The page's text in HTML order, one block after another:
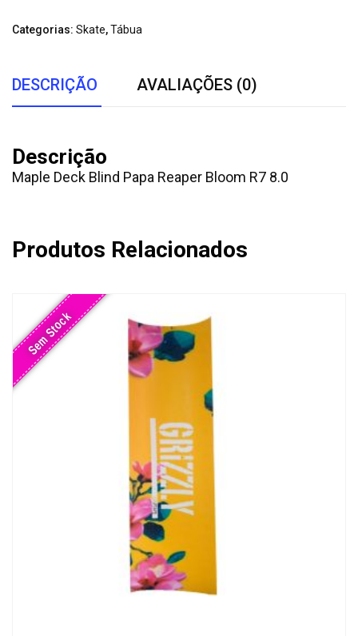
Categorias: Skate,Tábua
DESCRIÇÃO AVALIAÇÕES (0)
Descrição
Maple Deck Blind Papa Reaper Bloom R7 8.0
Produtos Relacionados
Sem Stock